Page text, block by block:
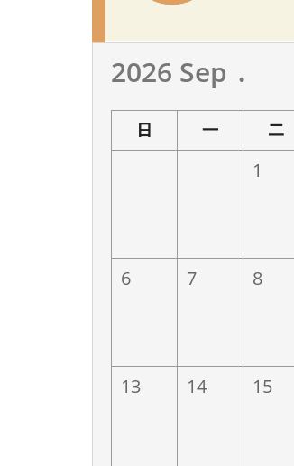
2026 Sep ․
日 一 二
1
6 7 8
13 14 15
4/28(二)德翔海運 鴻海精密工業